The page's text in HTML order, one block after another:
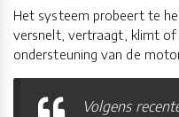
Het systeem probeert te
versnelt, vertraagt, klimt of
ondersteuning van de
Volgens